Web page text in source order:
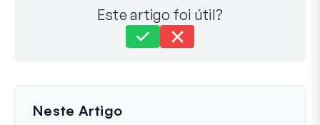
Este artigo foi útil?
Última atualização em 24 de maio de 2024
Neste Artigo